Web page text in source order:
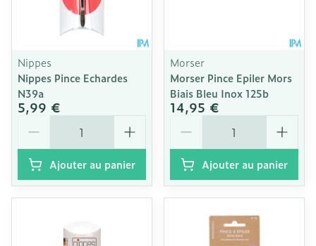
Nippes
Nippes Pince Echardes
N39a
5,99 €
Ajouter au panier
Morser
Morser Pince Epiler Mors
Biais Bleu Inox 125b
14,95 €
Ajouter au panier